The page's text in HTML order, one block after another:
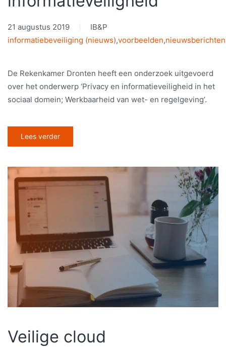
21 augustus 2019
IB&P
informatiebeveiliging (nieuws),voorbeelden,nieuwsberichten
De Rekenkamer Dronten heeft een onderzoek uitgevoerd
over het onderwerp ‘Privacy en informatieveiligheid in het
sociaal domein; Werkbaarheid van wet- en regelgeving’.
Lees verder
Veilige cloud